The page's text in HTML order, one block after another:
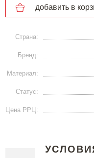
добавить в
Страна:
Бренд:
Материал:
Статус:
Цена РРЦ: